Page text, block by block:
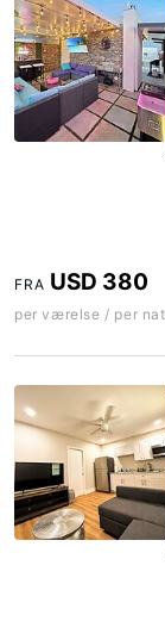
FRA USD 380
per værelse / per nat